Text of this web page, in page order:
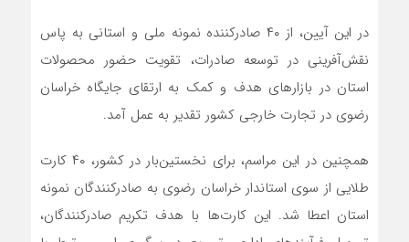
در این آیین، از ۴۰ صادرکننده نمونه ملی و استانی به پاس
نقش‌آفرینی در توسعه صادرات، تقویت حضور محصولات
استان در بازارهای هدف و کمک به ارتقای جایگاه خراسان
رضوی در تجارت خارجی کشور تقدیر به عمل آمد.
همچنین در این مراسم، برای نخستین‌بار در کشور، ۴۰ کارت
طلایی از سوی استاندار خراسان رضوی به صادرکنندگان نمونه
استان اعطا شد. این کارت‌ها با هدف تکریم صادرکنندگان،